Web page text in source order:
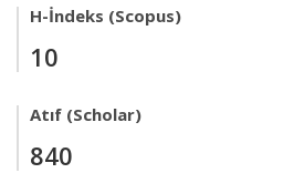
H-İndeks (Scopus)
10
Atıf (Scholar)
840